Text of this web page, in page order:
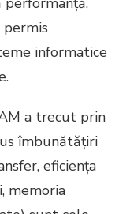
informatice
a trecut prin
îmbunătățiri
eficiența
memoria